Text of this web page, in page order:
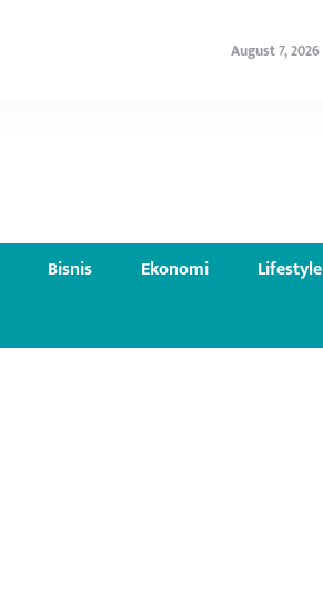
August 7, 2026
Bisnis Ekonomi
Lifestyle